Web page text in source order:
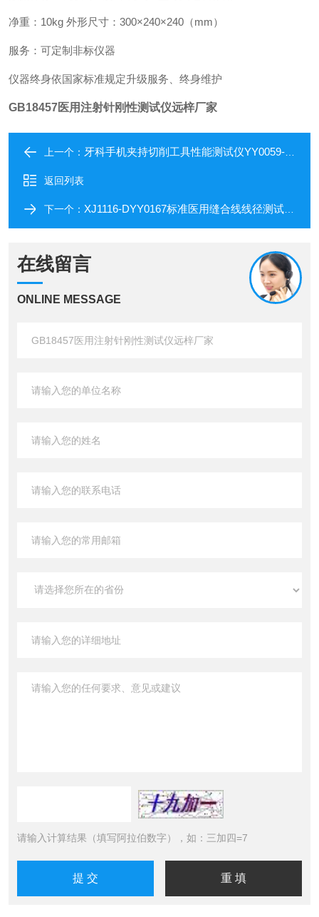
净重：10kg 外形尺寸：300×240×240（mm）
服务：可定制非标仪器
仪器终身依国家标准规定升级服务、终身维护
GB18457医用注射针刚性测试仪远梓厂家
上一个： 牙科手机夹持切削工具性能测试仪YY0059-QX
返回列表
下一个： XJ1116-DYY0167标准医用缝合线线径测试仪远梓厂家
在线留言
ONLINE MESSAGE
请输入计算结果（填写阿拉伯数字），如：三加四=7